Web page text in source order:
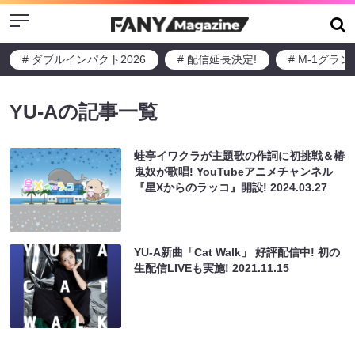
Menu
# ダブルインパクト2026 # 配信延長決定! # M-1グラン
YU-Aの記事一覧
蛙亭イワクラが主題歌の作詞に初挑戦＆椿
鬼奴が歌唱! YouTubeアニメチャンネル
『星Xからのラッコ』開設!2024.03.27
YU-A新曲「Cat Walk」 好評配信中! 初の
生配信LIVEも実施!2021.11.15